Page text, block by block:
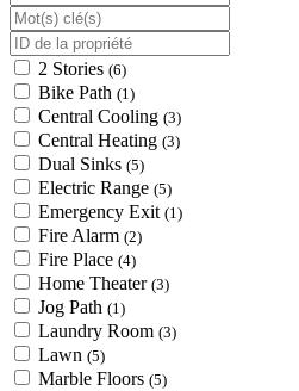
2 Stories (6)
Bike Path (1)
Central Cooling (3)
Central Heating (3)
Dual Sinks (5)
Electric Range (5)
Emergency Exit (1)
Fire Alarm (2)
Fire Place (4)
Home Theater (3)
Jog Path (1)
Laundry Room (3)
Lawn (5)
Marble Floors (5)